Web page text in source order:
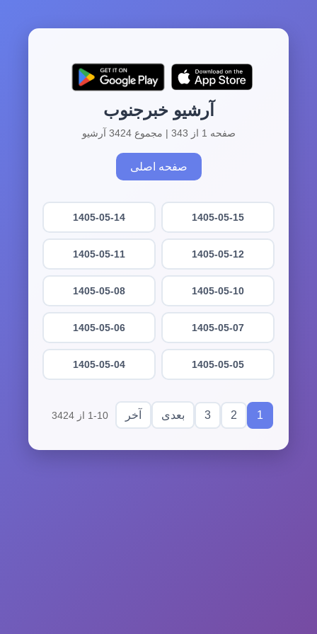
آرشیو خبرجنوب
صفحه 1 از 343 | مجموع 3424 آرشیو
صفحه اصلی
1405-05-15
1405-05-14
1405-05-12
1405-05-11
1405-05-10
1405-05-08
1405-05-07
1405-05-06
1405-05-05
1405-05-04
1
2
3 بعدی آخر 1-10 از 3424